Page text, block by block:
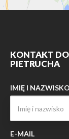
KONTAKT
PIETRUCHA
IMIĘ I NAZWISKO
E-MAIL